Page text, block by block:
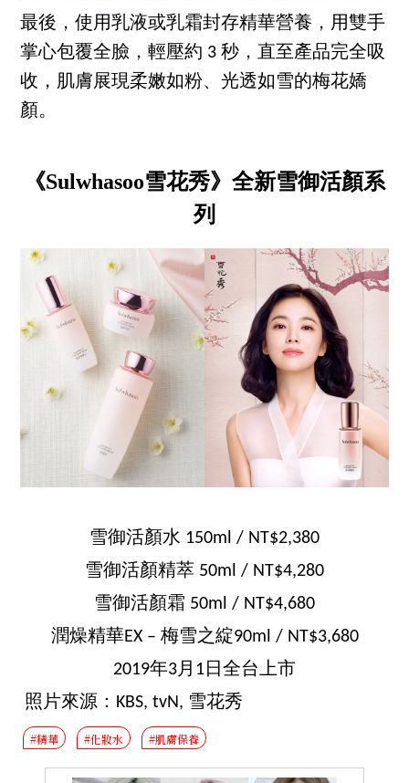
最後，使用乳液或乳霜封存精華營養，用雙手
掌心包覆全臉，輕壓約 3 秒，直至產品完全吸
收，肌膚展現柔嫩如粉、光透如雪的梅花嬌
顏。
《Sulwhasoo雪花秀》全新雪御活顏系
列
雪御活顏水 150ml / NT$2,380
雪御活顏精萃 50ml / NT$4,280
雪御活顏霜 50ml / NT$4,680
潤燥精華EX – 梅雪之綻90ml / NT$3,680
2019年3月1日全台上市
照片來源：KBS, tvN, 雪花秀
#精華 #化妝水 #肌膚保養